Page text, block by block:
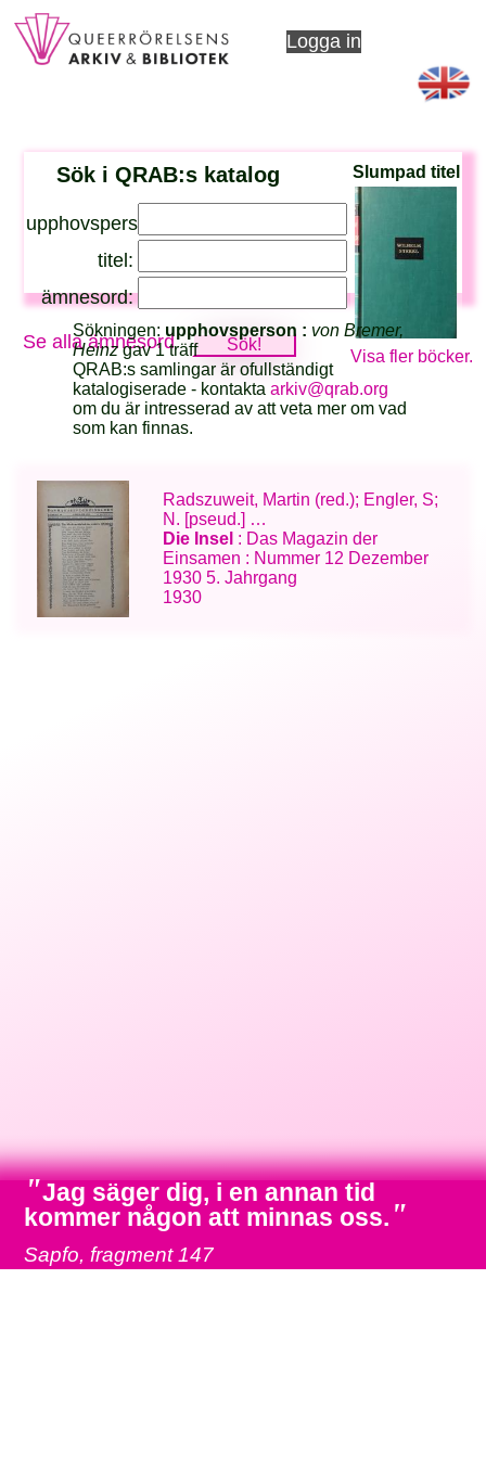
Logga in
Sök i QRAB:s katalog
upphovsperson:
titel:
ämnesord:
Se alla ämnesord
Slumpad titel
Visa fler böcker.
Sökningen: upphovsperson : von Bremer,
Heinz gav 1 träff
QRAB:s samlingar är ofullständigt
katalogiserade - kontaktaarkiv@qrab.org
om du är intresserad av att veta mer om vad
som kan finnas.
Radszuweit, Martin (red.); Engler, S;
N. [pseud.] …
Die Insel : Das Magazin der
Einsamen : Nummer 12 Dezember
1930 5. Jahrgang
1930
"Jag säger dig, i en annan tid
kommer någon att minnas oss. "
Sapfo, fragment 147